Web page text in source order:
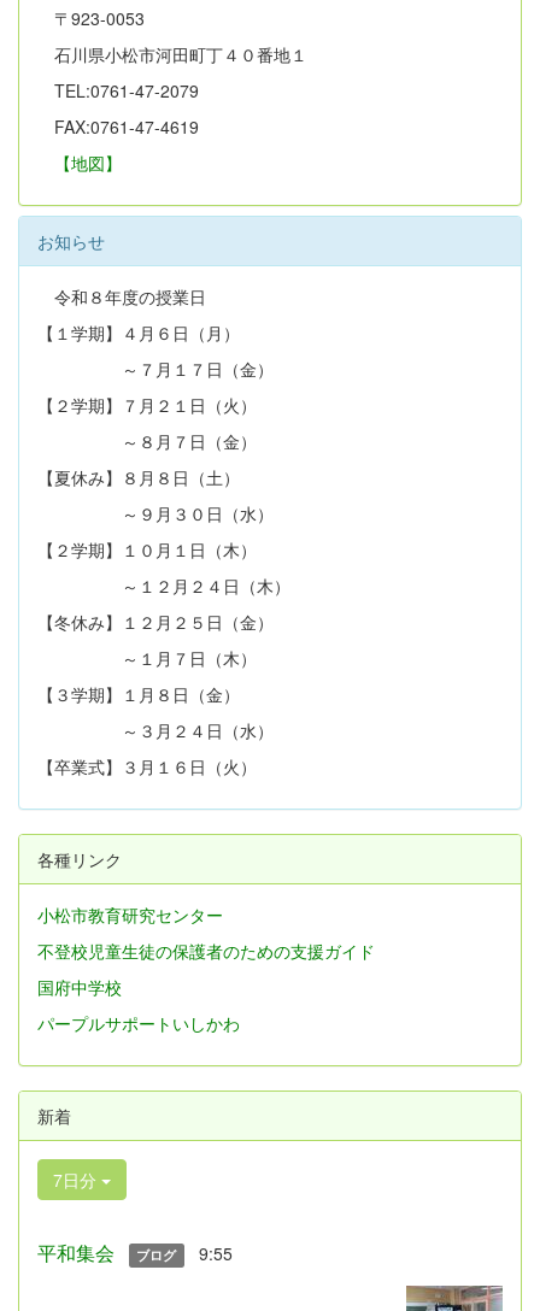
〒923-0053
石川県小松市河田町丁４０番地１
TEL:0761-47-2079
FAX:0761-47-4619
【地図】
お知らせ
令和８年度の授業日
【１学期】４月６日（月）
～７月１７日（金）
【２学期】７月２１日（火）
～８月７日（金）
【夏休み】８月８日（土）
～９月３０日（水）
【２学期】１０月１日（木）
～１２月２４日（木）
【冬休み】１２月２５日（金）
～１月７日（木）
【３学期】１月８日（金）
～３月２４日（水）
【卒業式】３月１６日（火）
各種リンク
小松市教育研究センター
不登校児童生徒の保護者のための支援ガイド
国府中学校
パープルサポートいしかわ
新着
7日分
平和集会 ブログ 9:55